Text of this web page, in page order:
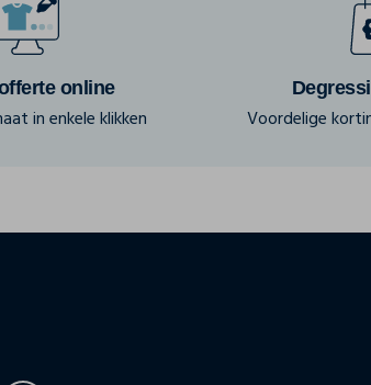
online
in enkele klikken Voordelige